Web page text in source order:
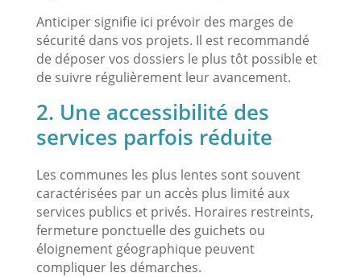
Anticiper signifie ici prévoir des marges de
sécurité dans vos projets. Il est recommandé
de déposer vos dossiers le plus tôt possible et
de suivre régulièrement leur avancement.
2. Une accessibilité des
services parfois réduite
Les communes les plus lentes sont souvent
caractérisées par un accès plus limité aux
services publics et privés. Horaires restreints,
fermeture ponctuelle des guichets ou
éloignement géographique peuvent
compliquer les démarches.